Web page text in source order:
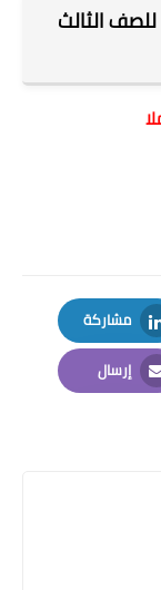
الثالث
مشاركة
LinkedIn
إرسال
Email